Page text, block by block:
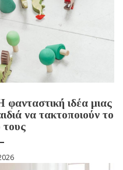
ιδέα μιας
να τακτοποιούν το
τους